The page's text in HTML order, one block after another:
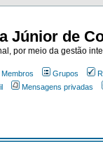
Júnior de
por meio da gestão
Membros Grupos
Mensagens privadas